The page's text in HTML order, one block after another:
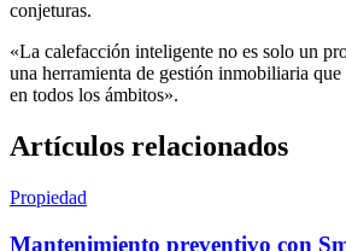
conjeturas.
«La calefacción inteligente no es solo un
una herramienta de gestión inmobiliaria
en todos los ámbitos».
Artículos relacionados
Propiedad
Mantenimiento preventivo con